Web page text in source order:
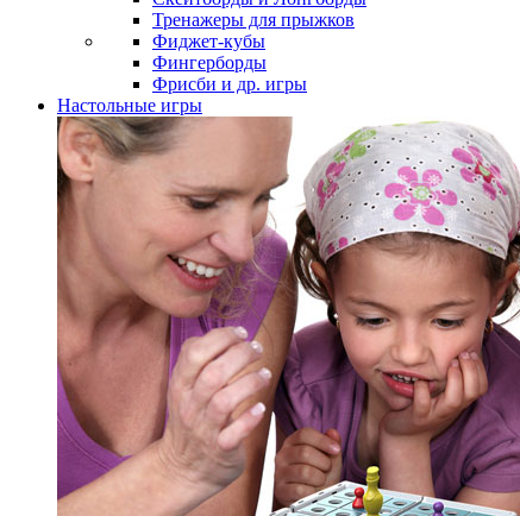
Тренажеры для прыжков
Фиджет-кубы
Фингерборды
Фрисби и др. игры
Настольные игры